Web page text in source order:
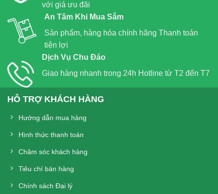
với giá ưu đãi
An Tâm Khi Mua Sắm
Sản phẩm, hàng hóa chính hãng Thanh toán
tiện lợi
Dịch Vụ Chu Đáo
Giao hàng nhanh trong 24h Hotline từ T2 đến T7
HỖ TRỢ KHÁCH HÀNG
Hướng dẫn mua hàng
Hình thức thanh toán
Chăm sóc khách hàng
Tiêu chí bán hàng
Chính sách Đại lý